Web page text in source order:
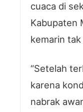
cuaca di
Kabupaten
kemarin
“Setelah
karena
nabrak